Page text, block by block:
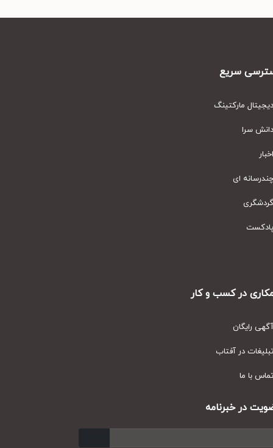
سریع
مارکتینگ
سرا
ای
در کسب و کار
رایگان
در آفتاب
با ما
در خبرنامه